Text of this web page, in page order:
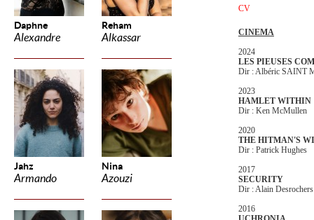
Daphne
Alexandre
Reham
Alkassar
Jahz
Armando
Nina
Azouzi
CV
CINEMA
2024
LES PIEUSES
Dir : Albéric SAINT
2023
HAMLET WITHIN
Dir : Ken McMullen
2020
THE HITMAN'S
Dir : Patrick Hughes
2017
SECURITY
Dir : Alain Desrochers
2016